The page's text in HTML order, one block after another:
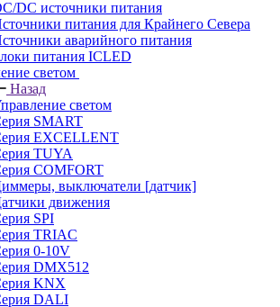
DC источники питания
питания для Крайнего Севера
аварийного питания
питания ICLED
светом
Назад
светом
SMART
EXCELLENT
TUYA
COMFORT
выключатели [датчик]
движения
SPI
TRIAC
0-10V
DMX512
KNX
DALI